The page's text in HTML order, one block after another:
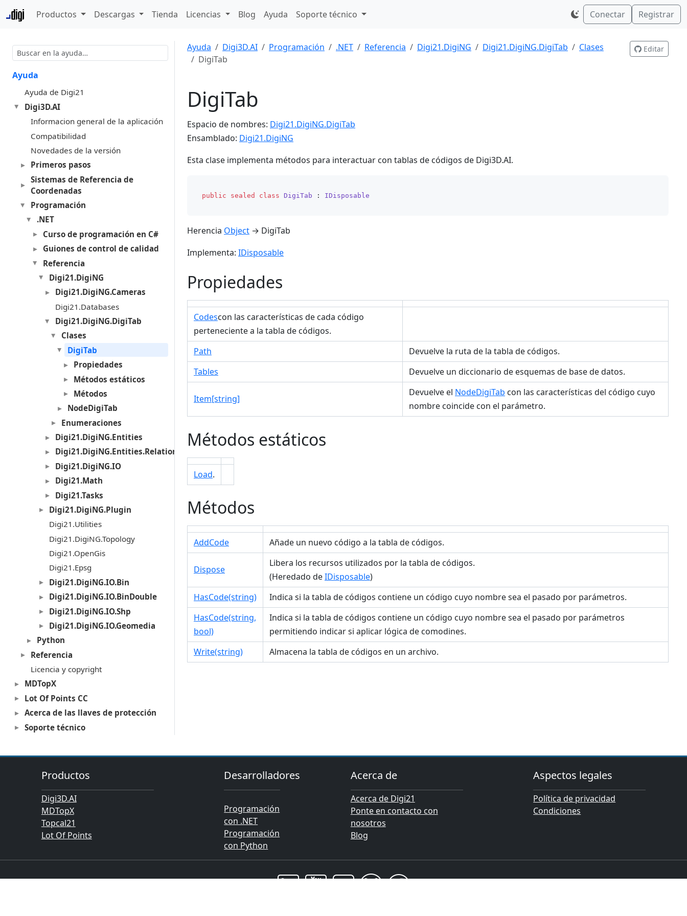
Productos Descargas Tienda Licencias Blog Ayuda Soporte técnico Conectar Registrar
Ayuda
Ayuda de Digi21
Digi3D.AI
Informacion general de la aplicación
Compatibilidad
Novedades de la versión
Primeros pasos
Sistemas de Referencia de
Coordenadas
Programación
.NET
Curso de programación en C#
Guiones de control de calidad
Referencia
Digi21.DigiNG
Digi21.DigiNG.Cameras
Digi21.Databases
Digi21.DigiNG.DigiTab
Clases
DigiTab
Propiedades
Métodos estáticos
Métodos
NodeDigiTab
Enumeraciones
Digi21.DigiNG.Entities
Digi21.DigiNG.Entities.Relations
Digi21.DigiNG.IO
Digi21.Math
Digi21.Tasks
Digi21.DigiNG.Plugin
Digi21.Utilities
Digi21.DigiNG.Topology
Digi21.OpenGis
Digi21.Epsg
Digi21.DigiNG.IO.Bin
Digi21.DigiNG.IO.BinDouble
Digi21.DigiNG.IO.Shp
Digi21.DigiNG.IO.Geomedia
Python
Referencia
Licencia y copyright
MDTopX
Lot Of Points CC
Acerca de las llaves de protección
Soporte técnico
Ayuda Digi3D.AI Programación .NET Referencia Digi21.DigiNG Digi21.DigiNG.DigiTab
Clases
DigiTab
Editar
DigiTab
Espacio de nombres: Digi21.DigiNG.DigiTab
Ensamblado: Digi21.DigiNG
Esta clase implementa métodos para interactuar con tablas de códigos de Digi3D.AI.
public sealed class DigiTab : IDisposable
Herencia Object → DigiTab
Implementa: IDisposable
Propiedades
Codescon las características de cada código
perteneciente a la tabla de códigos.
Path
Devuelve la ruta de la tabla de códigos.
Tables
Devuelve un diccionario de esquemas de base de datos.
Item[string]
Devuelve el NodeDigiTab con las características del código cuyo
nombre coincide con el parámetro.
Métodos estáticos
Load.
Métodos
AddCode Añade un nuevo código a la tabla de códigos.
Dispose
Libera los recursos utilizados por la tabla de códigos.
(Heredado deIDisposable)
HasCode(string)
Indica si la tabla de códigos contiene un código cuyo nombre sea el pasado por parámetros.
HasCode(string,
bool)
Indica si la tabla de códigos contiene un código cuyo nombre sea el pasado por parámetros
permitiendo indicar si aplicar lógica de comodines.
Write(string)
Almacena la tabla de códigos en un archivo.
Productos
Digi3D.AI
MDTopX
Topcal21
Lot Of Points
Desarrolladores
Programación
con .NET
Programación
con Python
Acerca de
Acerca de Digi21
Ponte en contacto con
nosotros
Blog
Aspectos legales
Política de privacidad
Condiciones